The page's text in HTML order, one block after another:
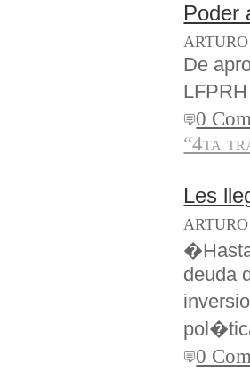
Poder
De
0
“4ta
Les
deuda
0